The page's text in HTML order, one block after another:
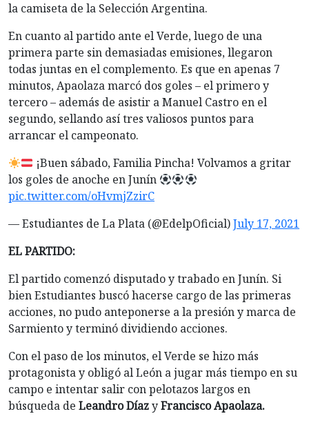
la camiseta de la Selección Argentina.
En cuanto al partido ante el Verde, luego de una
primera parte sin demasiadas emisiones, llegaron
todas juntas en el complemento. Es que en apenas 7
minutos, Apaolaza marcó dos goles – el primero y
tercero – además de asistir a Manuel Castro en el
segundo, sellando así tres valiosos puntos para
arrancar el campeonato.
¡Buen sábado, Familia Pincha! Volvamos a gritar
los goles de anoche en Junín
pic.twitter.com/oHvmjZzirC
— Estudiantes de La Plata (@EdelpOficial)July 17, 2021
EL PARTIDO:
El partido comenzó disputado y trabado en Junín. Si
bien Estudiantes buscó hacerse cargo de las primeras
acciones, no pudo anteponerse a la presión y marca de
Sarmiento y terminó dividiendo acciones.
Con el paso de los minutos, el Verde se hizo más
protagonista y obligó al León a jugar más tiempo en su
campo e intentar salir con pelotazos largos en
búsqueda de Leandro DíazyFrancisco Apaolaza.